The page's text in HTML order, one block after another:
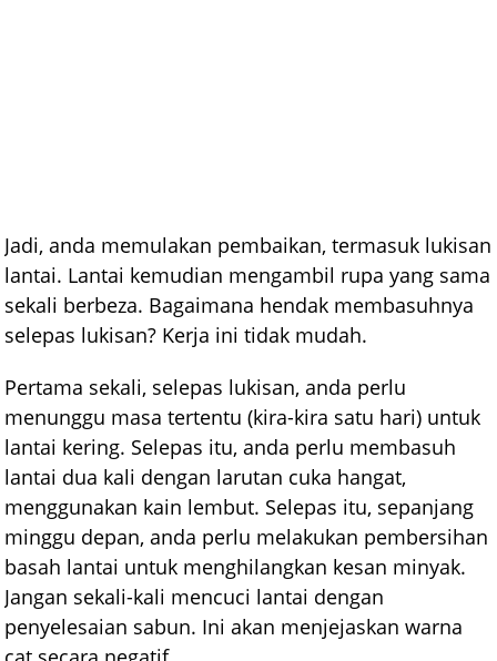
Jadi, anda memulakan pembaikan, termasuk lukisan
lantai. Lantai kemudian mengambil rupa yang sama
sekali berbeza. Bagaimana hendak membasuhnya
selepas lukisan? Kerja ini tidak mudah.
Pertama sekali, selepas lukisan, anda perlu
menunggu masa tertentu (kira-kira satu hari) untuk
lantai kering. Selepas itu, anda perlu membasuh
lantai dua kali dengan larutan cuka hangat,
menggunakan kain lembut. Selepas itu, sepanjang
minggu depan, anda perlu melakukan pembersihan
basah lantai untuk menghilangkan kesan minyak.
Jangan sekali-kali mencuci lantai dengan
penyelesaian sabun. Ini akan menjejaskan warna